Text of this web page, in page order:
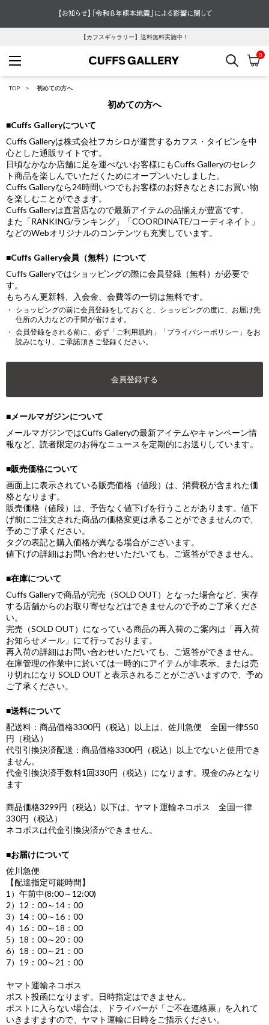
【カフスギャラリー】送料無料実施中！
Cuffs Gallery
検索 カ
0
TOP 初めての方へ
初めての方へ
■Cuffs Galleryについて
Cuffs Galleryは株式会社フカシロが運営するカフス・タイピンを中
心とした通販サイトです。
日頃なかなか店舗に足を運べないお客様にもCuffs Galleryのセレク
ト商品を楽しんでいただくためにオープンいたしました。
Cuffs Galleryなら24時間いつでもお客様のお好きなときにお買い物
を楽しむことができます。
Cuffs Galleryは直営店なので最新アイテムの品揃えが豊富です。
また「RANKING/ランキング」「COORDINATE/コーディネイト」
などのWebオリジナルのコンテンツも充実しています。
■Cuffs Gallery会員（無料）について
Cuffs Galleryではショッピングの際に会員登録（無料）が必要で
す。
もちろん更新料、入会金、会費等の一切は無料です。
ショッピングの前に会員登録をしておくと、ショッピングの度に、お届け先
住所の入力などの手間が省けます。
会員登録をされる前に、必ず「ご利用規約」「プライバシーポリシー」をお
読みになり、ご承諾頂きご登録ください。
会員登録する
■メールマガジンについて
メールマガジンではCuffs Galleryの最新アイテムやキャンペーン情
報など、読者限定のお得なニュースを定期的にお送りしています。
■販売価格について
画面上に表示されている販売価格（値段）は、消費税が含まれた価
格となります。
販売価格（値段）は、予告なく値下げを行うことがあります。値下
げ前にご注文された商品の価格変更は承ることができませんので、
予めご了承ください。
タグの表記と購入価格が異なる場合がございます。
値下げの詳細はお問い合わせいただいても、ご返答ができません。
■在庫について
Cuffs Galleryで商品が完売（SOLD OUT）となった場合など、実存
する店舗からのお取り寄せなどはできませんので予めご了承くださ
い。
完売（SOLD OUT）になっている商品の再入荷のご案内は「再入荷
お知らせメール」にて行っております。
再入荷の詳細はお問い合わせいただいても、ご返答ができません。
在庫管理の作業中に於いては一時的にアイテムが非表示、または売
り切れになり SOLD OUT と表示されることがございますので、予め
ご了承ください。
■送料について
配送料：商品価格3300円（税込）以上は、佐川急便 全国一律550
円（税込）
代引引換決済配送：商品価格3300円（税込）以上でないと使用でき
ません。
代金引換決済手数料1回330円（税込）になります。現金のみとなり
ます
商品価格3299円（税込）以下は、ヤマト運輸ネコポス 全国一律
330円（税込）
ネコポスは代金引換決済ができません。
■お届けについて
佐川急便
【配達指定可能時間】
1）午前中(8:00～12:00)
2）12：00～14：00
3）14：00～16：00
4）16：00～18：00
5）18：00～20：00
6）18：00～21：00
7）19：00～21：00
ヤマト運輸ネコポス
ポスト投函になります。日時指定はできません。
ポストに入らない場合は、ドライバーが「ご不在連絡票」を入れて
いきますますので、ヤマト運輸に日時をご指示ください。